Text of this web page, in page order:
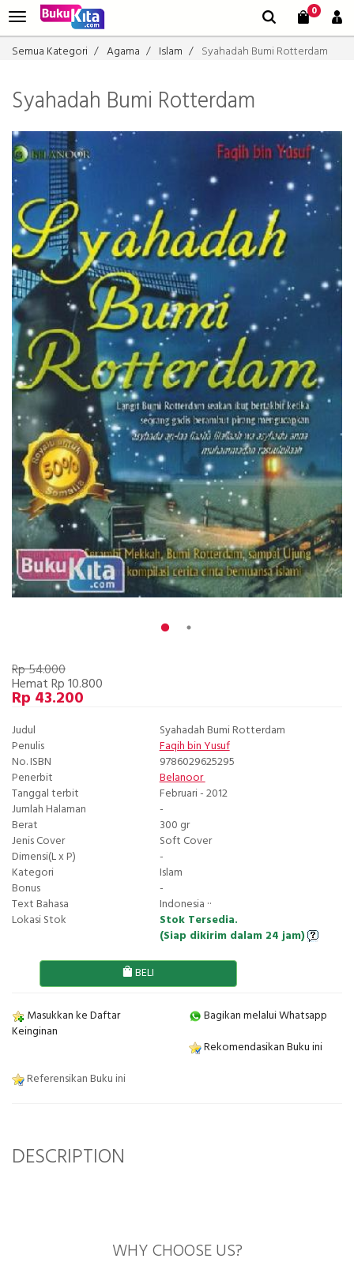
0
Semua Kategori Agama Islam Syahadah Bumi Rotterdam
Syahadah Bumi Rotterdam
Rp 54.000
Hemat Rp 10.800
Rp 43.200
Judul
Syahadah Bumi Rotterdam
Penulis
Faqih bin Yusuf
No. ISBN
9786029625295
Penerbit
Belanoor
Tanggal terbit
Februari - 2012
Jumlah Halaman
-
Berat
300 gr
Jenis Cover
Soft Cover
Dimensi(L x P)
-
Kategori
Islam
Bonus
-
Text Bahasa
Indonesia ··
Lokasi Stok
Stok Tersedia.
(Siap dikirim dalam 24 jam)
BELI
Masukkan ke Daftar
Keinginan
Bagikan melalui Whatsapp
Rekomendasikan Buku ini
Referensikan Buku ini
DESCRIPTION
WHY CHOOSE US?